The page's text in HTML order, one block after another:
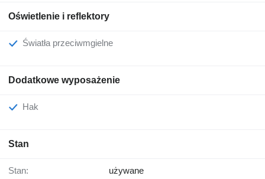
Oświetlenie i reflektory
Światła przeciwmgielne
Dodatkowe wyposażenie
Hak
Stan
Stan: używane